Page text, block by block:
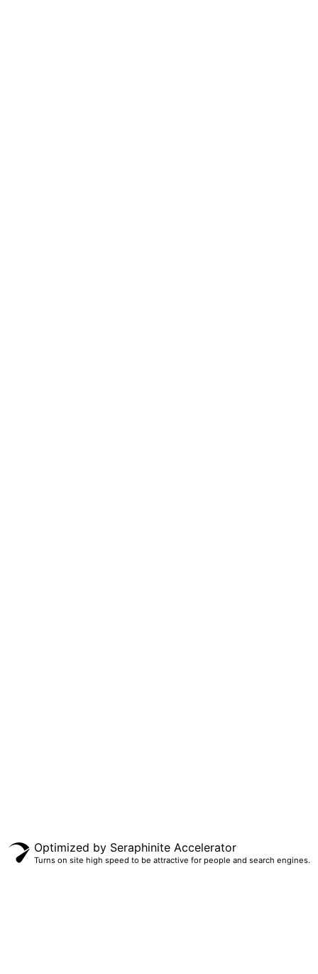
Optimized by Seraphinite Accelerator
Turns on site high speed to be attractive for people and search engines.